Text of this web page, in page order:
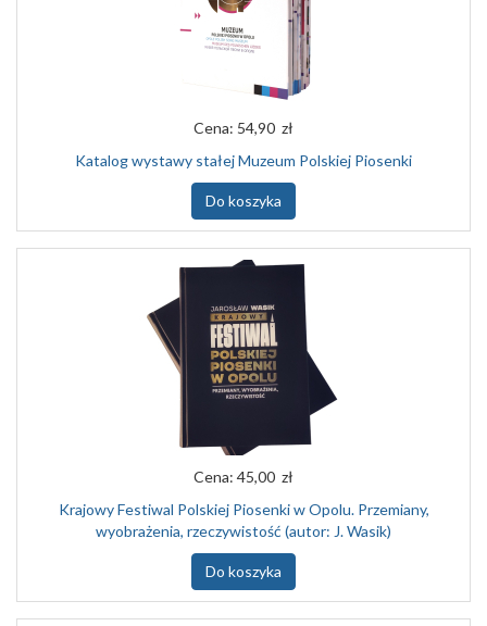
Cena: 54,90 zł
Katalog wystawy stałej Muzeum Polskiej Piosenki
Do koszyka
Cena: 45,00 zł
Krajowy Festiwal Polskiej Piosenki w Opolu. Przemiany,
wyobrażenia, rzeczywistość (autor: J. Wasik)
Do koszyka